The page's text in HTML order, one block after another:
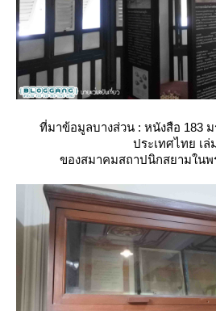
ที่มาข้อมูลบางส่วน : หนังสือ 183
ประเทศไทย เล่
ของสมาคมสถาปนิกสยามใน